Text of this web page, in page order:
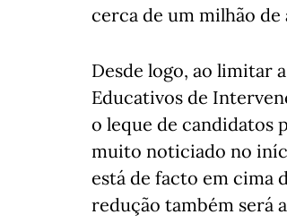
cerca de um milhão de
Desde logo, ao limitar
Educativos de
o leque de candidatos
muito noticiado no
está de facto em cima
redução também será